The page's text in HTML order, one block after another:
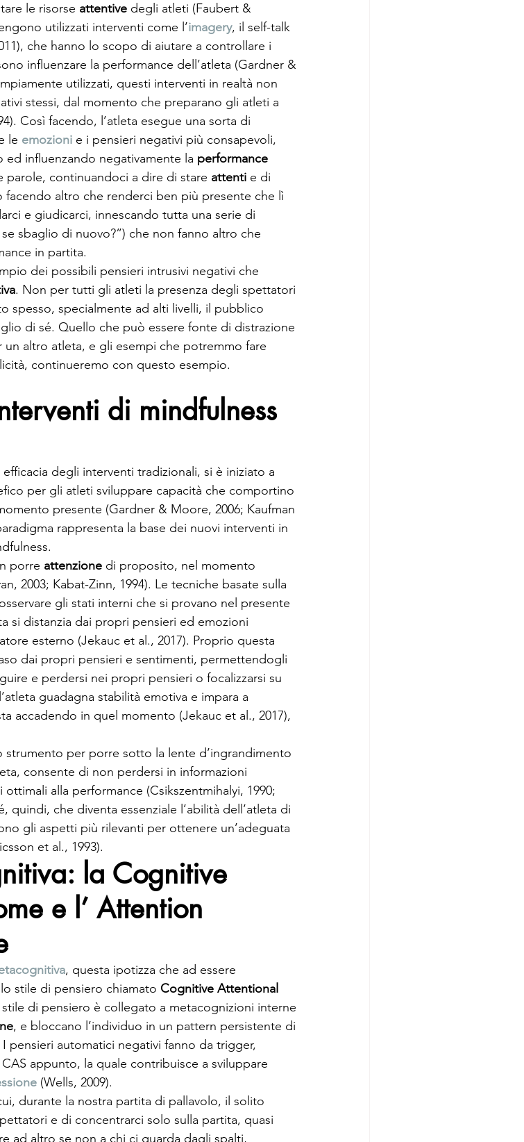
le risorse attentive degli atleti (Faubert &
utilizzati interventi come l’imagery, il self-talk
che hanno lo scopo di aiutare a controllare i
influenzare la performance dell’atleta (Gardner &
utilizzati, questi interventi in realtà non
stessi, dal momento che preparano gli atleti a
Così facendo, l’atleta esegue una sorta di
le emozioni e i pensieri negativi più consapevoli,
influenzando negativamente la performance
parole, continuandoci a dire di stare attenti e di
altro che renderci ben più presente che lì
e giudicarci, innescando tutta una serie di
sbaglio di nuovo?”) che non fanno altro che
in partita.
dei possibili pensieri intrusivi negativi che
. Non per tutti gli atleti la presenza degli spettatori
specialmente ad alti livelli, il pubblico
di sé. Quello che può essere fonte di distrazione
altro atleta, e gli esempi che potremmo fare
continueremo con questo esempio.
di mindfulness
degli interventi tradizionali, si è iniziato a
per gli atleti sviluppare capacità che comportino
presente (Gardner & Moore, 2006; Kaufman
rappresenta la base dei nuovi interventi in
porre attenzione di proposito, nel momento
2003; Kabat-Zinn, 1994). Le tecniche basate sulla
gli stati interni che si provano nel presente
si distanzia dai propri pensieri ed emozioni
esterno (Jekauc et al., 2017). Proprio questa
dai propri pensieri e sentimenti, permettendogli
e perdersi nei propri pensieri o focalizzarsi su
guadagna stabilità emotiva e impara a
accadendo in quel momento (Jekauc et al., 2017),
strumento per porre sotto la lente d’ingrandimento
consente di non perdersi in informazioni
alla performance (Csikszentmihalyi, 1990;
quindi, che diventa essenziale l’abilità dell’atleta di
gli aspetti più rilevanti per ottenere un’adeguata
et al., 1993).
la Cognitive
e l’ Attention
, questa ipotizza che ad essere
stile di pensiero chiamato Cognitive Attentional
stile di pensiero è collegato a metacognizioni interne
, e bloccano l’individuo in un pattern persistente di
pensieri automatici negativi fanno da trigger,
appunto, la quale contribuisce a sviluppare
(Wells, 2009).
durante la nostra partita di pallavolo, il solito
e di concentrarci solo sulla partita, quasi
ad altro se non a chi ci guarda dagli spalti,